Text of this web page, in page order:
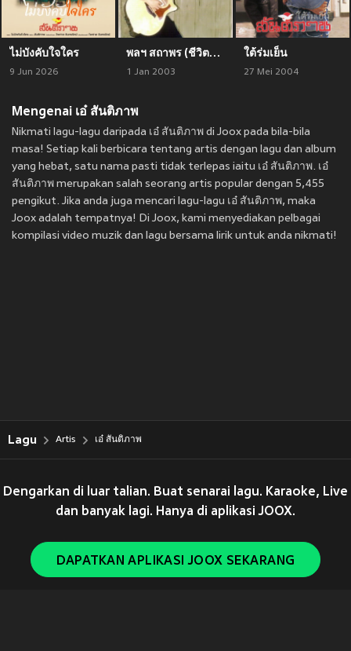
ไม่บังคับใจใคร
9 Jun 2026
พลฯ สถาพร (ชีวิตบ้าน น.)
1 Jan 2003
ใต้ร่มเย็น
27 Mei 2004
Mengenai เอ๋ สันติภาพ
Nikmati lagu-lagu daripada เอ๋ สันติภาพ di Joox pada bila-bila
masa! Setiap kali berbicara tentang artis dengan lagu dan album
yang hebat, satu nama pasti tidak terlepas iaitu เอ๋ สันติภาพ. เอ๋
สันติภาพ merupakan salah seorang artis popular dengan 5,455
pengikut. Jika anda juga mencari lagu-lagu เอ๋ สันติภาพ, maka
Joox adalah tempatnya! Di Joox, kami menyediakan pelbagai
kompilasi video muzik dan lagu bersama lirik untuk anda nikmati!
Lagu Artis เอ๋ สันติภาพ
Dengarkan di luar talian. Buat senarai lagu. Karaoke, Live
dan banyak lagi. Hanya di aplikasi JOOX.
DAPATKAN APLIKASI JOOX SEKARANG